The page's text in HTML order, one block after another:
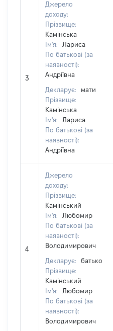
3
Джерело
доходу:
Прізвище:
Камінська
Ім'я:
Лариса
По батькові (за
наявності):
Андріївна
Декларує:
мати
Прізвище:
Камінська
Ім'я:
Лариса
По батькові (за
наявності):
Андріївна
4
Джерело
доходу:
Прізвище:
Камінський
Ім'я:
Любомир
По батькові (за
наявності):
Володимирович
Декларує:
батько
Прізвище:
Камінський
Ім'я:
Любомир
По батькові (за
наявності):
Володимирович